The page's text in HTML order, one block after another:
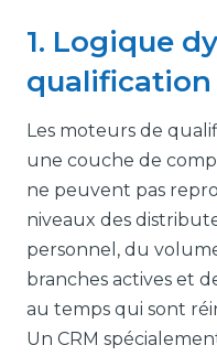
1. Logique
qualification
Les moteurs de
une couche de
ne peuvent pas
niveaux des
personnel, du
branches actives et
au temps qui sont
Un CRM